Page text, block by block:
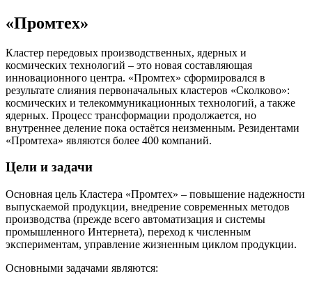
«Промтех»
Кластер передовых производственных, ядерных и
космических технологий – это новая составляющая
инновационного центра. «Промтех» сформировался в
результате слияния первоначальных кластеров «Сколково»:
космических и телекоммуникационных технологий, а также
ядерных. Процесс трансформации продолжается, но
внутреннее деление пока остаётся неизменным. Резидентами
«Промтеха» являются более 400 компаний.
Цели и задачи
Основная цель Кластера «Промтех» – повышение надежности
выпускаемой продукции, внедрение современных методов
производства (прежде всего автоматизация и системы
промышленного Интернета), переход к численным
экспериментам, управление жизненным циклом продукции.
Основными задачами являются: